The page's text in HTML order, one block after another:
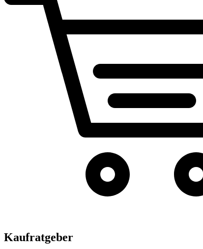
Kaufratgeber